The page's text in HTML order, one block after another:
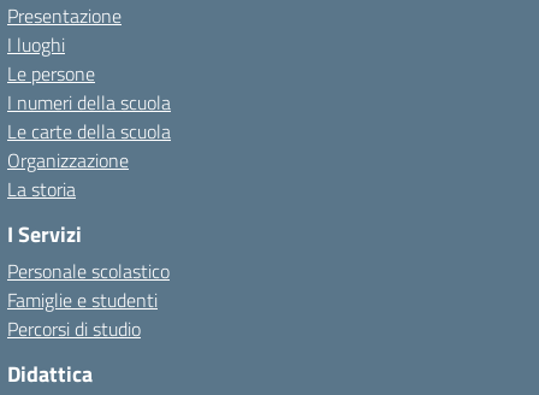
Presentazione
I luoghi
Le persone
I numeri della scuola
Le carte della scuola
Organizzazione
La storia
I Servizi
Personale scolastico
Famiglie e studenti
Percorsi di studio
Didattica